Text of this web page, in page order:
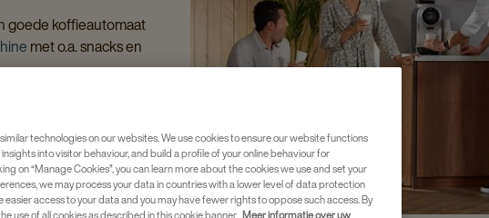
goede koffieautomaat
met o.a. snacks en
technologies on our websites. We use cookies to ensure our website functions
into visitor behaviour, and build a profile of your online behaviour for
on “Manage Cookies”, you can learn more about the cookies we use and set your
we may process your data in countries with a lower level of data protection
access to your data and you may have fewer rights to oppose such access. By
use of all cookies as described in this cookie banner. Meer informatie over uw